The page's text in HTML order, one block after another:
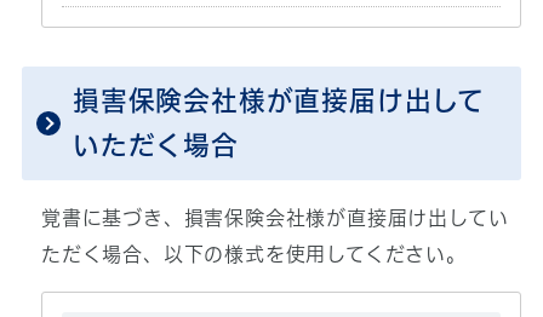
損害保険会社様が直接届け出して
いただく場合
覚書に基づき、損害保険会社様が直接届け出してい
ただく場合、以下の様式を使用してください。